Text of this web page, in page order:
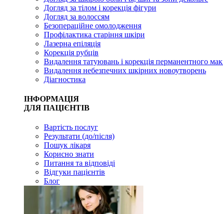
Догляд за тілом і корекція фігури
Догляд за волоссям
Безопераційне омолодження
Профілактика старіння шкіри
Лазерна епіляція
Корекція рубців
Видалення татуювань і корекція перманентного
Видалення небезпечних шкірних новоутворень
Діагностика
ІНФОРМАЦІЯ
ДЛЯ ПАЦІЄНТІВ
Вартість послуг
Результати (до/після)
Пошук лікаря
Корисно знати
Питання та відповіді
Відгуки пацієнтів
Блог